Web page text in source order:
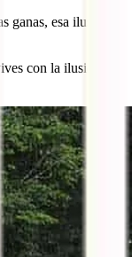
ganas, esa ilusión,
con la ilusión del